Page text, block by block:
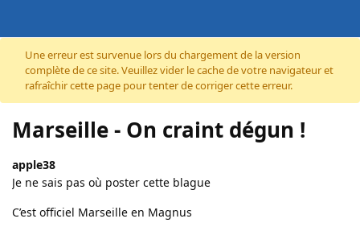
Accéder au contenu
Une erreur est survenue lors du chargement de la version
complète de ce site. Veuillez vider le cache de votre navigateur et
rafraîchir cette page pour tenter de corriger cette erreur.
Marseille - On craint dégun !
apple38
Je ne sais pas où poster cette blague
C’est officiel Marseille en Magnus